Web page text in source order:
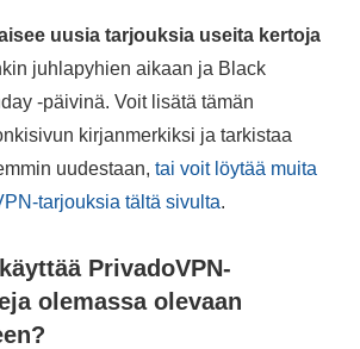
uusia tarjouksia useita kertoja
juhlapyhien aikaan ja Black
-päivinä. Voit lisätä tämän
kirjanmerkiksi ja tarkistaa
uudestaan, tai voit löytää muita
tarjouksia tältä sivulta.
PrivadoVPN-
olemassa olevaan